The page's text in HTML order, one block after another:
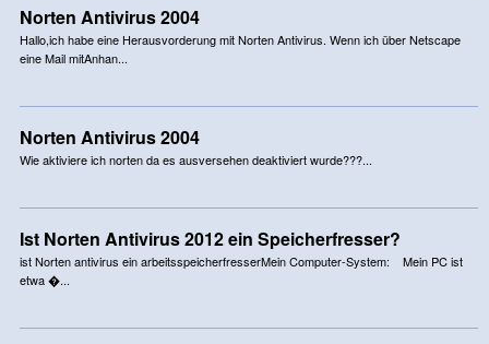
Norten Antivirus 2004
Hallo,ich habe eine Herausvorderung mit Norten Antivirus. Wenn ich über Netscape
eine Mail mitAnhan...
Norten Antivirus 2004
Wie aktiviere ich norten da es ausversehen deaktiviert wurde???...
Ist Norten Antivirus 2012 ein Speicherfresser?
ist Norten antivirus ein arbeitsspeicherfresserMein Computer-System: Mein PC ist
etwa �...